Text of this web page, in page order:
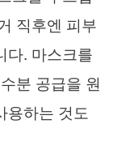
직후엔 피부
다. 마스크를
분 공급을 원
용하는 것도